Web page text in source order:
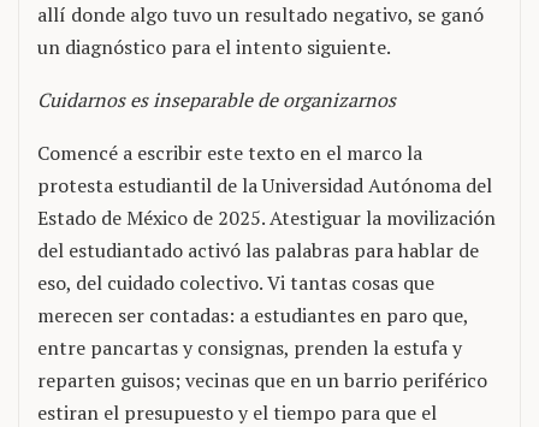
allí donde algo tuvo un resultado negativo, se ganó
un diagnóstico para el intento siguiente.
Cuidarnos es inseparable de organizarnos
Comencé a escribir este texto en el marco la
protesta estudiantil de la Universidad Autónoma del
Estado de México de 2025. Atestiguar la movilización
del estudiantado activó las palabras para hablar de
eso, del cuidado colectivo. Vi tantas cosas que
merecen ser contadas: a estudiantes en paro que,
entre pancartas y consignas, prenden la estufa y
reparten guisos; vecinas que en un barrio periférico
estiran el presupuesto y el tiempo para que el